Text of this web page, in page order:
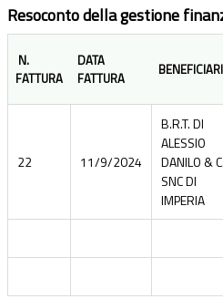
Resoconto della gestione
N.
FATTURA
DATA
FATTURA
22 11/9/2024
B.R.T. DI
ALESSIO
DANILO & C.
SNC DI
IMPERIA